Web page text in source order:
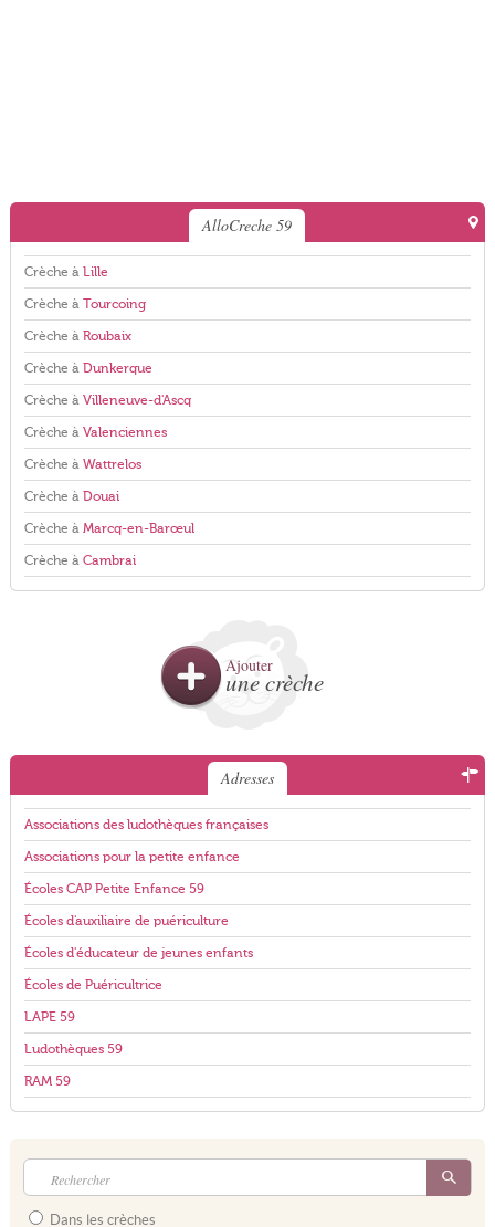
AlloCreche 59
Crèche à Lille
Crèche à Tourcoing
Crèche à Roubaix
Crèche à Dunkerque
Crèche à Villeneuve-d'Ascq
Crèche à Valenciennes
Crèche à Wattrelos
Crèche à Douai
Crèche à Marcq-en-Barœul
Crèche à Cambrai
Ajouter
une crèche
Adresses
Associations des ludothèques françaises
Associations pour la petite enfance
Écoles CAP Petite Enfance 59
Écoles d'auxiliaire de puériculture
Écoles d'éducateur de jeunes enfants
Écoles de Puéricultrice
LAPE 59
Ludothèques 59
RAM 59
Dans les crèches